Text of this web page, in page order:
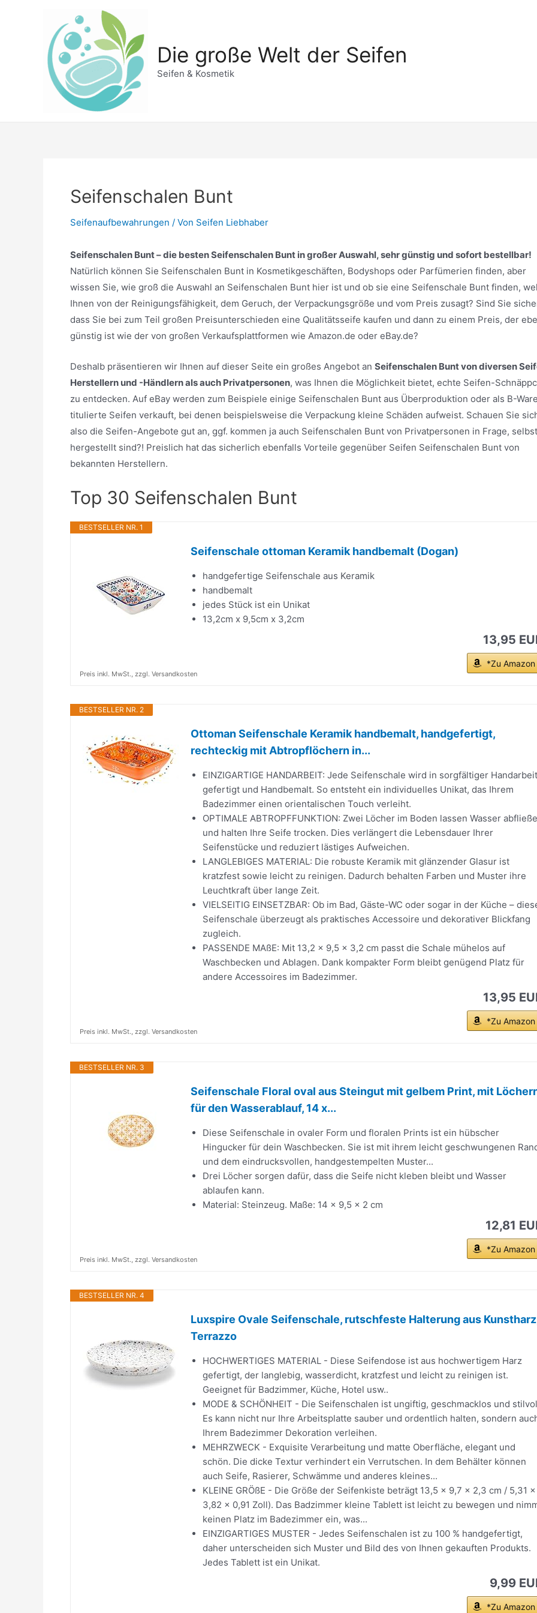
Die große Welt der Seifen
Seifen & Kosmetik
Seifenschalen Bunt
Seifenaufbewahrungen / Von Seifen Liebhaber
Seifenschalen Bunt – die besten Seifenschalen Bunt in großer Auswahl, sehr günstig und sofort bestellbar!
Natürlich können Sie Seifenschalen Bunt in Kosmetikgeschäften, Bodyshops oder Parfümerien finden, aber
wissen Sie, wie groß die Auswahl an Seifenschalen Bunt hier ist und ob sie eine Seifenschale Bunt finden,
Ihnen von der Reinigungsfähigkeit, dem Geruch, der Verpackungsgröße und vom Preis zusagt? Sind Sie
dass Sie bei zum Teil großen Preisunterschieden eine Qualitätsseife kaufen und dann zu einem Preis, der
günstig ist wie der von großen Verkaufsplattformen wie Amazon.de oder eBay.de?
Deshalb präsentieren wir Ihnen auf dieser Seite ein großes Angebot an Seifenschalen Bunt von diversen
Herstellern und -Händlern als auch Privatpersonen, was Ihnen die Möglichkeit bietet, echte Seifen-
zu entdecken. Auf eBay werden zum Beispiele einige Seifenschalen Bunt aus Überproduktion oder als B-Ware
titulierte Seifen verkauft, bei denen beispielsweise die Verpackung kleine Schäden aufweist. Schauen Sie
also die Seifen-Angebote gut an, ggf. kommen ja auch Seifenschalen Bunt von Privatpersonen in Frage, selbst
hergestellt sind?! Preislich hat das sicherlich ebenfalls Vorteile gegenüber Seifen Seifenschalen Bunt von
bekannten Herstellern.
Top 30 Seifenschalen Bunt
BESTSELLER NR. 1
Seifenschale ottoman Keramik handbemalt (Dogan)
handgefertige Seifenschale aus Keramik
handbemalt
jedes Stück ist ein Unikat
13,2cm x 9,5cm x 3,2cm
13,95
*Zu Amazon
Preis inkl. MwSt., zzgl. Versandkosten
BESTSELLER NR. 2
Ottoman Seifenschale Keramik handbemalt, handgefertigt,
rechteckig mit Abtropflöchern in...
EINZIGARTIGE HANDARBEIT: Jede Seifenschale wird in sorgfältiger Handarbeit
gefertigt und Handbemalt. So entsteht ein individuelles Unikat, das Ihrem
Badezimmer einen orientalischen Touch verleiht.
OPTIMALE ABTROPFFUNKTION: Zwei Löcher im Boden lassen Wasser
und halten Ihre Seife trocken. Dies verlängert die Lebensdauer Ihrer
Seifenstücke und reduziert lästiges Aufweichen.
LANGLEBIGES MATERIAL: Die robuste Keramik mit glänzender Glasur ist
kratzfest sowie leicht zu reinigen. Dadurch behalten Farben und Muster ihre
Leuchtkraft über lange Zeit.
VIELSEITIG EINSETZBAR: Ob im Bad, Gäste-WC oder sogar in der Küche –
Seifenschale überzeugt als praktisches Accessoire und dekorativer Blickfang
zugleich.
PASSENDE MAßE: Mit 13,2 x 9,5 x 3,2 cm passt die Schale mühelos auf
Waschbecken und Ablagen. Dank kompakter Form bleibt genügend Platz für
andere Accessoires im Badezimmer.
13,95
*Zu Amazon
Preis inkl. MwSt., zzgl. Versandkosten
BESTSELLER NR. 3
Seifenschale Floral oval aus Steingut mit gelbem Print, mit
für den Wasserablauf, 14 x...
Diese Seifenschale in ovaler Form und floralen Prints ist ein hübscher
Hingucker für dein Waschbecken. Sie ist mit ihrem leicht geschwungenen
und dem eindrucksvollen, handgestempelten Muster...
Drei Löcher sorgen dafür, dass die Seife nicht kleben bleibt und Wasser
ablaufen kann.
Material: Steinzeug. Maße: 14 x 9,5 x 2 cm
12,81
*Zu Amazon
Preis inkl. MwSt., zzgl. Versandkosten
BESTSELLER NR. 4
Luxspire Ovale Seifenschale, rutschfeste Halterung aus
Terrazzo
HOCHWERTIGES MATERIAL - Diese Seifendose ist aus hochwertigem Harz
gefertigt, der langlebig, wasserdicht, kratzfest und leicht zu reinigen ist.
Geeignet für Badzimmer, Küche, Hotel usw..
MODE & SCHÖNHEIT - Die Seifenschalen ist ungiftig, geschmacklos und
Es kann nicht nur Ihre Arbeitsplatte sauber und ordentlich halten, sondern
Ihrem Badezimmer Dekoration verleihen.
MEHRZWECK - Exquisite Verarbeitung und matte Oberfläche, elegant und
schön. Die dicke Textur verhindert ein Verrutschen. In dem Behälter können
auch Seife, Rasierer, Schwämme und anderes kleines...
KLEINE GRÖßE - Die Größe der Seifenkiste beträgt 13,5 x 9,7 x 2,3 cm / 5,31 x
3,82 x 0,91 Zoll). Das Badzimmer kleine Tablett ist leicht zu bewegen und
keinen Platz im Badezimmer ein, was...
EINZIGARTIGES MUSTER - Jedes Seifenschalen ist zu 100 % handgefertigt,
daher unterscheiden sich Muster und Bild des von Ihnen gekauften Produkts.
Jedes Tablett ist ein Unikat.
9,99
*Zu Amazon